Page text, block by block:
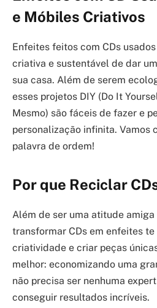
e Móbiles Criativos
Enfeites feitos com CDs
criativa e sustentável de dar
sua casa. Além de serem
esses projetos DIY (Do It
Mesmo) são fáceis de fazer e
personalização infinita. Vamos
palavra de ordem!
Por que Reciclar
Além de ser uma atitude amiga
transformar CDs em enfeites
criatividade e criar peças
melhor: economizando uma
não precisa ser nenhuma
conseguir resultados incríveis.